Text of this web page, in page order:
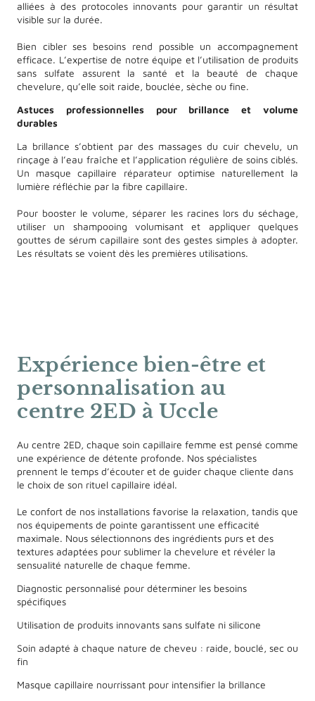
alliées à des protocoles innovants pour garantir un résultat
visible sur la durée.
Bien cibler ses besoins rend possible un accompagnement
efficace. L’expertise de notre équipe et l’utilisation de produits
sans sulfate assurent la santé et la beauté de chaque
chevelure, qu’elle soit raide, bouclée, sèche ou fine.
Astuces professionnelles pour brillance et volume
durables
La brillance s’obtient par des massages du cuir chevelu, un
rinçage à l’eau fraîche et l’application régulière de soins ciblés.
Un masque capillaire réparateur optimise naturellement la
lumière réfléchie par la fibre capillaire.
Pour booster le volume, séparer les racines lors du séchage,
utiliser un shampooing volumisant et appliquer quelques
gouttes de sérum capillaire sont des gestes simples à adopter.
Les résultats se voient dès les premières utilisations.
Expérience bien-être et
personnalisation au
centre 2ED à Uccle
Au centre 2ED, chaque soin capillaire femme est pensé comme
une expérience de détente profonde. Nos spécialistes
prennent le temps d’écouter et de guider chaque cliente dans
le choix de son rituel capillaire idéal.
Le confort de nos installations favorise la relaxation, tandis que
nos équipements de pointe garantissent une efficacité
maximale. Nous sélectionnons des ingrédients purs et des
textures adaptées pour sublimer la chevelure et révéler la
sensualité naturelle de chaque femme.
Diagnostic personnalisé pour déterminer les besoins
spécifiques
Utilisation de produits innovants sans sulfate ni silicone
Soin adapté à chaque nature de cheveu : raide, bouclé, sec ou
fin
Masque capillaire nourrissant pour intensifier la brillance